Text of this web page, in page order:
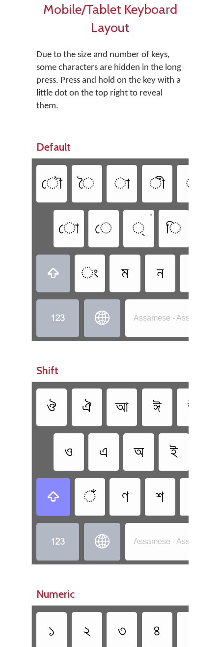
Mobile/Tablet Keyboard
Layout
Due to the size and number of keys,
some characters are hidden in the long
press. Press and hold on the key with a
little dot on the top right to reveal
them.
Default
ৌ ৈ া ী ূ
ো ে ্
•
ি
 ং ম ন
  Assamese - Assamese
Shift
ঔ ঐ আ ঈ ঊ
ও এ অ ই
 ঁ ণ শ
  Assamese - Assamese
Numeric
১ ২ ৩ ৪